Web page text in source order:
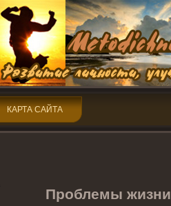
КАРТА САЙТА
Прοблемы жизни